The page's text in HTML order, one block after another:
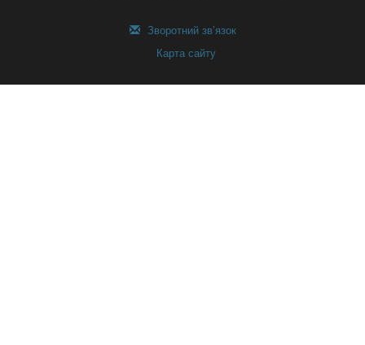
Зворотний зв’язок
Карта сайту